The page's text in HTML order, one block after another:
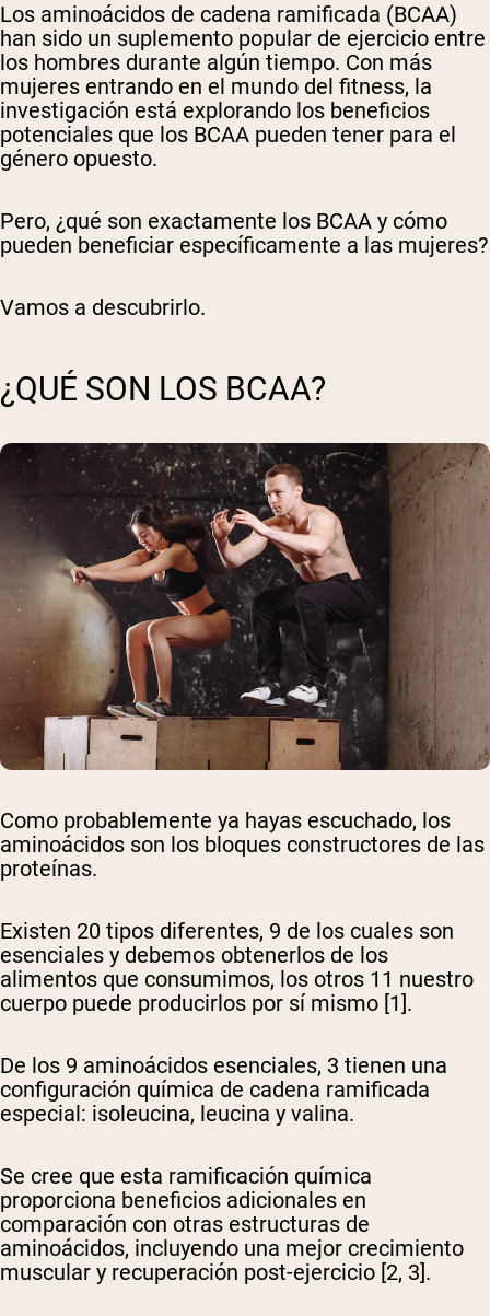
Los aminoácidos de cadena ramificada (BCAA)
han sido un suplemento popular de ejercicio entre
los hombres durante algún tiempo. Con más
mujeres entrando en el mundo del fitness, la
investigación está explorando los beneficios
potenciales que los BCAA pueden tener para el
género opuesto.
Pero, ¿qué son exactamente los BCAA y cómo
pueden beneficiar específicamente a las mujeres?
Vamos a descubrirlo.
¿QUÉ SON LOS BCAA?
Como probablemente ya hayas escuchado, los
aminoácidos son los bloques constructores de las
proteínas.
Existen 20 tipos diferentes, 9 de los cuales son
esenciales y debemos obtenerlos de los
alimentos que consumimos, los otros 11 nuestro
cuerpo puede producirlos por sí mismo [1].
De los 9 aminoácidos esenciales, 3 tienen una
configuración química de cadena ramificada
especial: isoleucina, leucina y valina.
Se cree que esta ramificación química
proporciona beneficios adicionales en
comparación con otras estructuras de
aminoácidos, incluyendo una mejor crecimiento
muscular y recuperación post-ejercicio [2, 3].